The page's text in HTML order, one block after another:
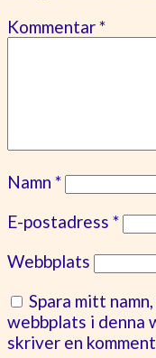
Kommentar*
Namn *
E-postadress *
Webbplats
Spara mitt
webbplats i denna
skriver en